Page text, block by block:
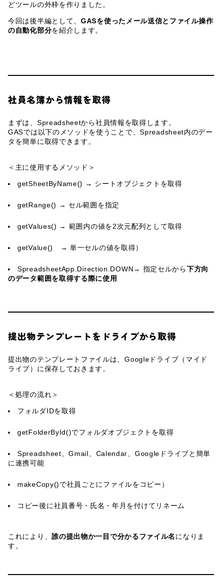
どツールの外枠を作りました。
今回は後半編として、 GASを使ったメール送信とファイル操作
の自動化部分を紹介します。
社員名簿から情報を取得
まずは、Spreadsheetから社員情報を取得します。
GASでは以下のメソッドを使うことで、Spreadsheet内のデー
タを簡単に取得できます。
＜主に使用するメソッド＞
getSheetByName() → シートオブジェクトを取得
getRange() → セル範囲を指定
getValues() → 範囲内の値を2次元配列として取得
getValue() → 単一セルの値を取得）
SpreadsheetApp.Direction.DOWN→ 指定セルから下方向
のデータ範囲を取得する際に使用
提出物テンプレートをドライブから取得
提出物のテンプレートファイルは、Googleドライブ（マイド
ライブ）に保存しておきます。
＜処理の流れ＞
フォルダIDを取得
getFolderById()でフォルダオブジェクトを取得
Spreadsheet、Gmail、Calendar、Googleドライブと簡単
に連携可能
makeCopy()で社員ごとにファイルをコピー）
コピー後に社員番号・氏名・年月を付けてリネーム
これにより、誰の提出物か一目で分かるファイル名になりま
す。